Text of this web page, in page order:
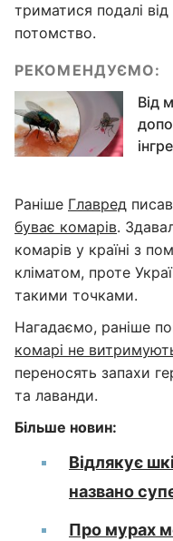
триматися подалі
потомство.
РЕКОМЕНДУЄМО:
Від
Раніше Главред
буває комарів.
комарів у країні з
кліматом, проте
такими точками.
Нагадаємо, раніше
комарі не
переносять запахи
та лаванди.
Більше новин:
Відлякує
названо
Про мурах